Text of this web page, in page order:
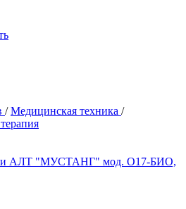
/ Медицинская техника /
АЛТ "МУСТАНГ" мод. О17-БИО,